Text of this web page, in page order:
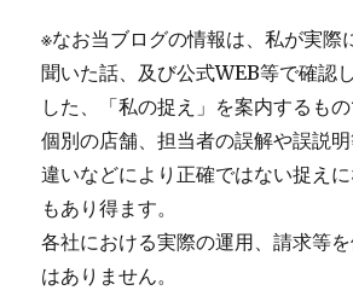
※なお当ブログの情報は、私が実際
聞いた話、及び公式WEB等で確認
した、「私の捉え」を案内するもの
個別の店舗、担当者の誤解や誤説
違いなどにより正確ではない捉え
もあり得ます。
各社における実際の運用、請求等
はありません。